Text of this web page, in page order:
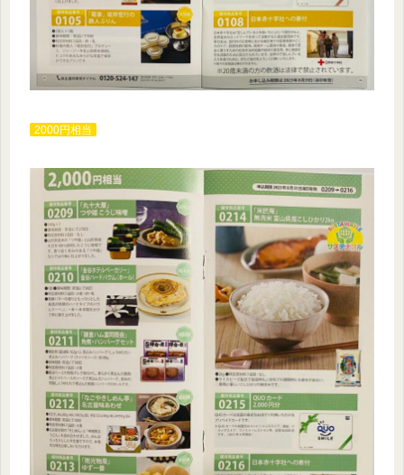
2000円相当